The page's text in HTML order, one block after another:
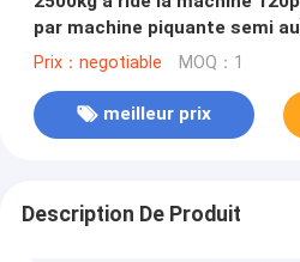
par machine piquante semi
Prix：negotiable MOQ：1
meilleur prix
Description De Produit